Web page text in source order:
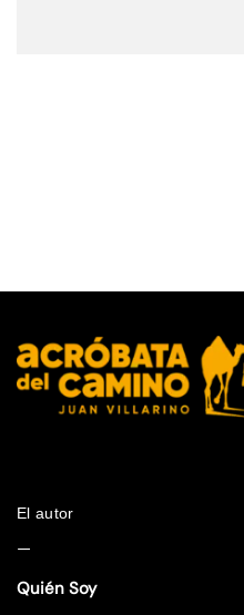
El autor
—
Quién Soy